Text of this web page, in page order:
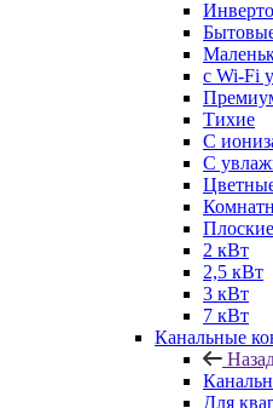
с Wi-Fi
Тихие
С
С
Плоские
2 кВт
2,5 кВт
3 кВт
7 кВт
Канальные
Для